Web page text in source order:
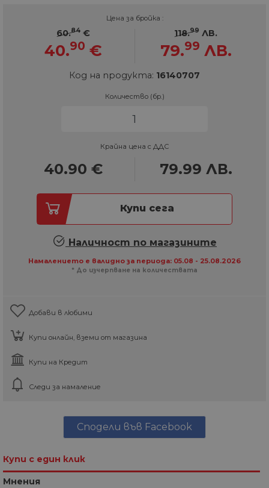
Цена за бройка :
60.84 €
40.90 €
118.99 ЛВ.
79.99 ЛВ.
Код на продукта: 16140707
Количество (бр.)
Крайна цена с ДДС
40.90 € 79.99 ЛВ.
Купи сега
Наличност по магазините
Намалението е валидно за периода: 05.08 - 25.08.2026
* До изчерпване на количествата
Добави в любими
Купи онлайн, вземи от магазина
Купи на Кредит
Следи за намаление
Сподели във Facebook
Купи с един клик
Мнения